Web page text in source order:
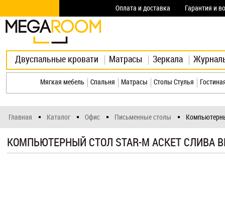
Оплата и доставка Гарантия и
Двуспальные кровати Матрасы Зеркала
Мягкая мебель Спальня Матрасы Столы Стулья
Главная Каталог Офис Письменные столы
КОМПЬЮТЕРНЫЙ СТОЛ STAR-M АСКЕТ СЛИВА